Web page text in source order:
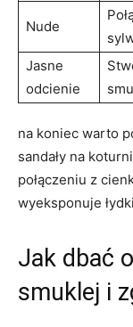
Nude
Jasne
odcienie
na koniec warto
sandały na
połączeniu z
wyeksponuje
Jak dbać
smuklej i